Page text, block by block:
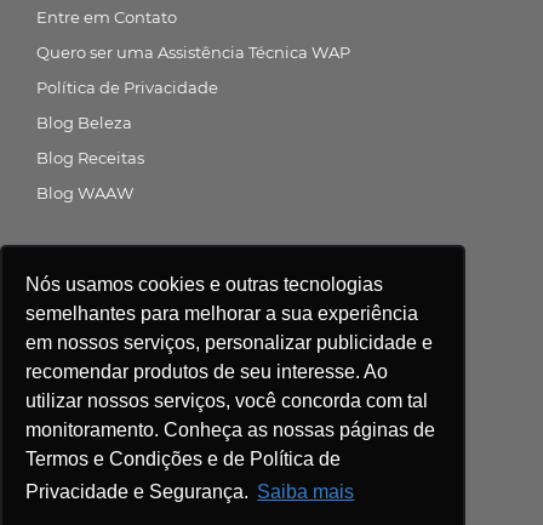
Nós usamos cookies e outras tecnologias
semelhantes para melhorar a sua experiência
em nossos serviços, personalizar publicidade e
recomendar produtos de seu interesse. Ao
utilizar nossos serviços, você concorda com tal
monitoramento. Conheça as nossas páginas de
Termos e Condições e de Política de
Privacidade e Segurança. Saiba mais
Entre em Contato
Quero ser uma Assistência Técnica WAP
Política de Privacidade
Blog Beleza
Blog Receitas
Blog WAAW
Central de atendimento
Compre agora